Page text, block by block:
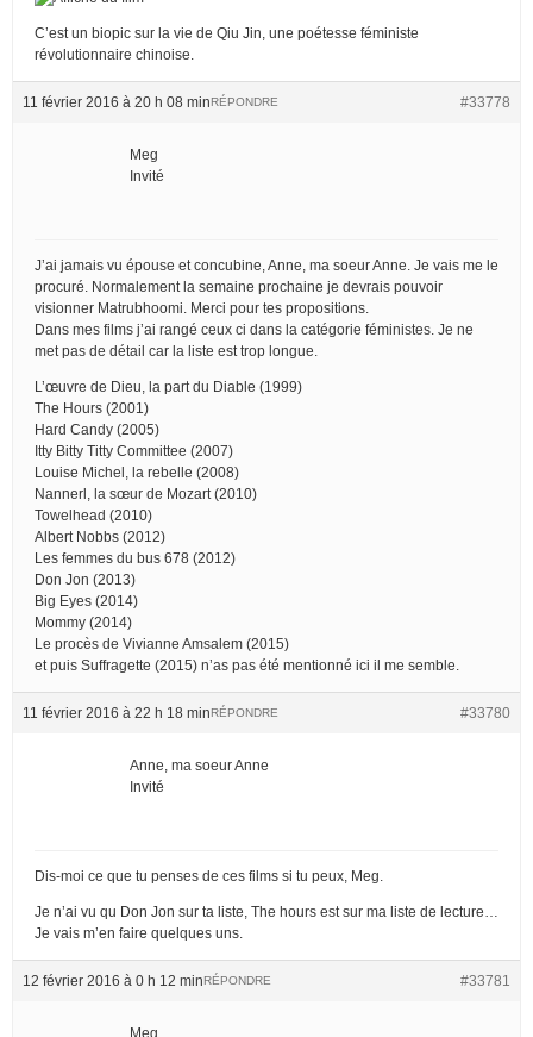
C’est un biopic sur la vie de Qiu Jin, une poétesse féministe
révolutionnaire chinoise.
11 février 2016 à 20 h 08 min #33778
RÉPONDRE
Meg
Invité
J’ai jamais vu épouse et concubine, Anne, ma soeur Anne. Je vais me le
procuré. Normalement la semaine prochaine je devrais pouvoir
visionner Matrubhoomi. Merci pour tes propositions.
Dans mes films j’ai rangé ceux ci dans la catégorie féministes. Je ne
met pas de détail car la liste est trop longue.
L’œuvre de Dieu, la part du Diable (1999)
The Hours (2001)
Hard Candy (2005)
Itty Bitty Titty Committee (2007)
Louise Michel, la rebelle (2008)
Nannerl, la sœur de Mozart (2010)
Towelhead (2010)
Albert Nobbs (2012)
Les femmes du bus 678 (2012)
Don Jon (2013)
Big Eyes (2014)
Mommy (2014)
Le procès de Vivianne Amsalem (2015)
et puis Suffragette (2015) n’as pas été mentionné ici il me semble.
11 février 2016 à 22 h 18 min #33780
RÉPONDRE
Anne, ma soeur Anne
Invité
Dis-moi ce que tu penses de ces films si tu peux, Meg.
Je n’ai vu qu Don Jon sur ta liste, The hours est sur ma liste de lecture…
Je vais m’en faire quelques uns.
12 février 2016 à 0 h 12 min #33781
RÉPONDRE
Meg